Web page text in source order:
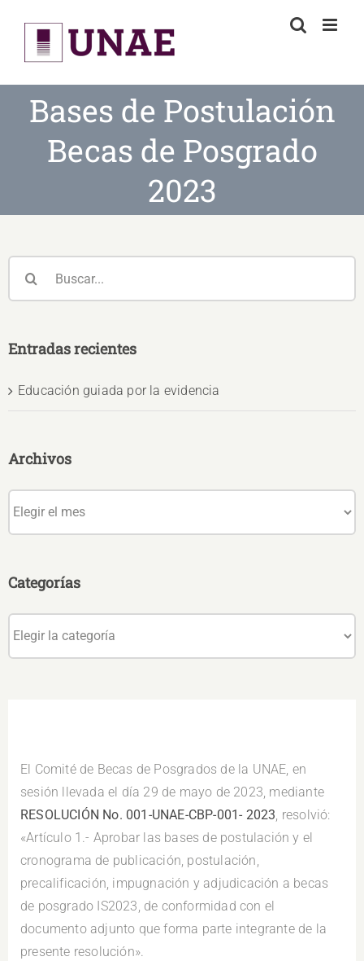
content
Bases de Postulación
Becas de Posgrado
2023
El Comité de Becas de Posgrados de la UNAE, en
sesión llevada el día 29 de mayo de 2023, mediante
RESOLUCIÓN No. 001-UNAE-CBP-001- 2023, resolvió:
«Artículo 1.- Aprobar las bases de postulación y el
cronograma de publicación, postulación,
precalificación, impugnación y adjudicación a becas
de posgrado IS2023, de conformidad con el
documento adjunto que forma parte integrante de la
presente resolución».
Entradas recientes
Educación guiada por la evidencia
Archivos
Categorías